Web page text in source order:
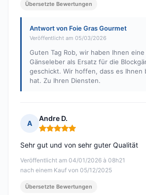
Übersetzte Bewertungen
Antwort von Foie Gras Gourmet
Veröffentlicht am 05/03/2026
Guten Tag Rob, wir haben Ihnen eine
Gänseleber als Ersatz für die
geschickt. Wir hoffen, dass es Ihnen
hat. Zu Ihren Diensten.
A
Andre D.
Hinweis: 5 von 5
Veröffentlicht am 04/01/2026 à 08h21
nach einem Kauf von 05/12/2025
Sehr gut und von sehr guter Qualität
Übersetzte Bewertungen